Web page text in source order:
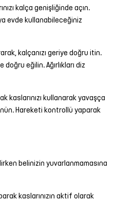
kalça genişliğinde açın.
evde kullanabileceğiniz
kalçanızı geriye doğru itin.
doğru eğilin. Ağırlıkları diz
kaslarınızı kullanarak yavaşça
Hareketi kontrollü yaparak
belinizin yuvarlanmamasına
kaslarınızın aktif olarak